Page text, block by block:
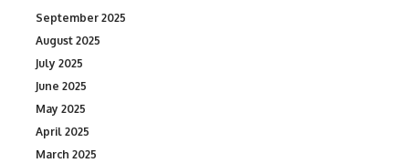
September 2025
August 2025
July 2025
June 2025
May 2025
April 2025
March 2025